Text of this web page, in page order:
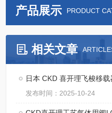
产品展示 PRODUCT
相关文章
发布时间：2025-10-24